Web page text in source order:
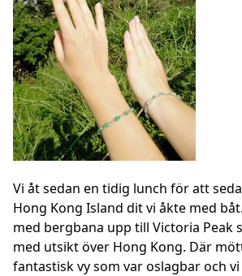
Vi åt sedan en tidig lunch för att
Hong Kong Island dit vi åkte med
med bergbana upp till Victoria Peak
med utsikt över Hong Kong. Där
fantastisk vy som var oslagbar och